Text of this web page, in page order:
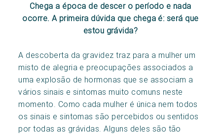
Chega a época de descer o período e nada
ocorre. A primeira dúvida que chega é: será que
estou grávida?
A descoberta da gravidez traz para a mulher um
misto de alegria e preocupações associados a
uma explosão de hormonas que se associam a
vários sinais e sintomas muito comuns neste
momento. Como cada mulher é única nem todos
os sinais e sintomas são percebidos ou sentidos
por todas as grávidas. Alguns deles são tão